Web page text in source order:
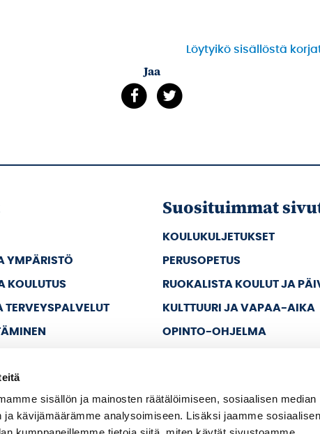
sisällön ja mainosten räätälöimiseen, sosiaalisen median
kävijämäärämme analysoimiseen. Lisäksi jaamme
Löytyikö sisällöstä
Jaa
YMPÄRISTÖ
KOULUTUS
Suosituimmat
KOULUKULJETUKSET
PERUSOPETUS
RUOKALISTA KOULUT JA
KULTTUURI JA VAPAA-AIKA
OPINTO-OHJELMA